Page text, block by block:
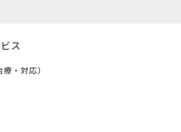
ス
・対応）